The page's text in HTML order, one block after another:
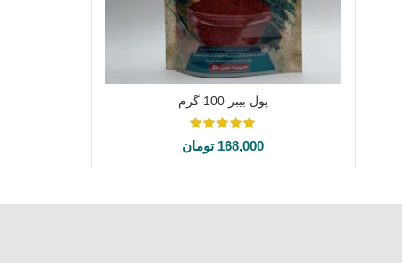
افزودن به سبد خرید
پول بیبر 100 گرم
168,000 تومان